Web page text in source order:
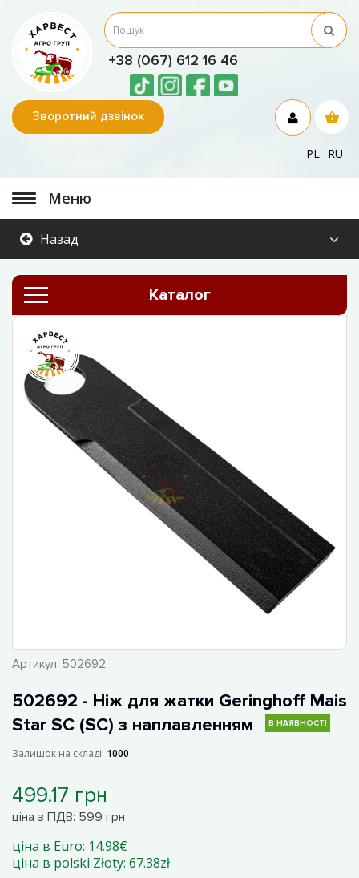
+38 (067) 612 16 46
Зворотний дзвінок
PL RU
Меню
Назад
Каталог
Артикул: 502692
502692 - Ніж для жатки Geringhoff Mais
Star SC (SC) з наплавленням
В НАЯВНОСТІ
Залишок на складі: 1000
499.17 грн
ціна з ПДВ: 599 грн
ціна в Euro: 14.98€
ціна в polski Złoty: 67.38zł